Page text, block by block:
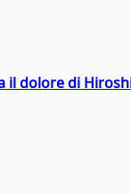
il dolore di